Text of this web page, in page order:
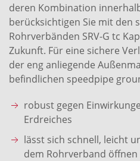
deren Kombination
berücksichtigen Sie mit den
Rohrverbänden SRV-G tc
Zukunft. Für eine sichere
der eng anliegende
befindlichen speedpipe
robust gegen
Erdreiches
lässt sich schnell, leicht
dem Rohrverband öffnen